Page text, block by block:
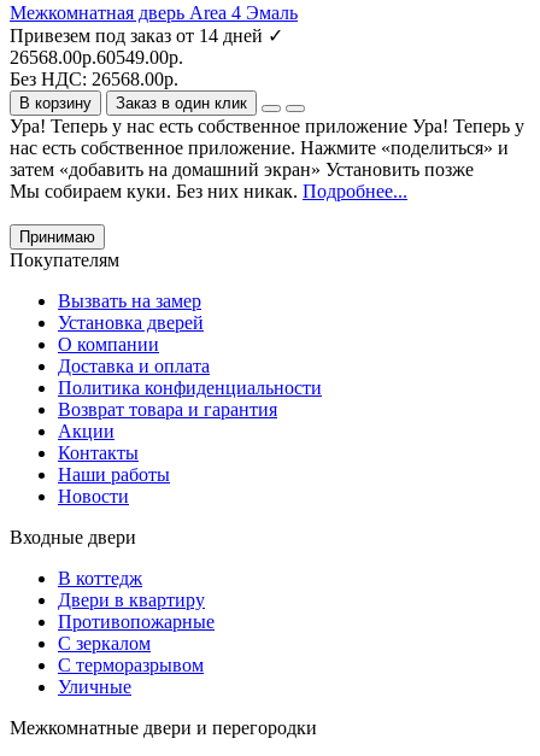
Межкомнатная дверь Area 4 Эмаль
Привезем под заказ от 14 дней ✓
26568.00р.60549.00р.
Без НДС: 26568.00р.
В корзину Заказ в один клик
Ура! Теперь у нас есть собственное приложение Ура! Теперь у
нас есть собственное приложение. Нажмите «поделиться» и
затем «добавить на домашний экран» Установить позже
Мы собираем куки. Без них никак. Подробнее...
Принимаю
Покупателям
Вызвать на замер
Установка дверей
О компании
Доставка и оплата
Политика конфиденциальности
Возврат товара и гарантия
Акции
Контакты
Наши работы
Новости
Входные двери
В коттедж
Двери в квартиру
Противопожарные
С зеркалом
С терморазрывом
Уличные
Межкомнатные двери и перегородки